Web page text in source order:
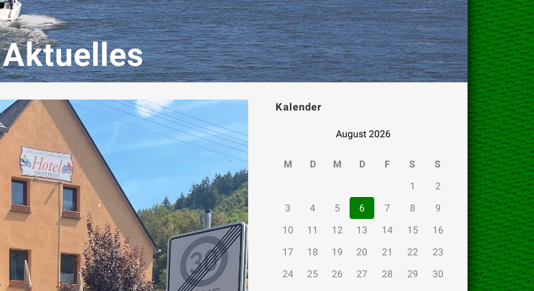
Aktuelles
Kalender
August 2026
M D M D F S
S
1
2
3
4 5 6 7 8
9
10
11 12 13 14 15
16
17
18 19 20 21 22
23
24
25 26 27 28 29
30